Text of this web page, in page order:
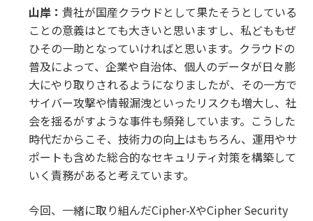
山岸： 貴社が国産クラウドとして果たそうとしている
ことの意義はとても大きいと思いますし、私どももぜ
ひその一助となっていければと思います。クラウドの
普及によって、企業や自治体、個人のデータが日々膨
大にやり取りされるようになりましたが、その一方で
サイバー攻撃や情報漏洩といったリスクも増大し、社
会を揺るがすような事件も頻発しています。こうした
時代だからこそ、技術力の向上はもちろん、運用やサ
ポートも含めた総合的なセキュリティ対策を構築して
いく責務があると考えています。
今回、一緒に取り組んだCipher-XやCipher Security